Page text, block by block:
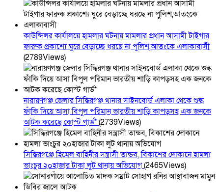
কাউন্সিলর কার্যালয়ে হামলার ঘটনায় মামলার প্রধান আসামী টাইগার
ফারুক প্রকাশ্যে ঘুরে বেড়াচ্ছে ধরছে না পুলিশ,আতংকে এলাকাবাসী
(2789Views)
নারায়ণগঞ্জ জেলার সিদ্ধিরগঞ্জ থানার সাইনবোর্ড এলাকা থেকে শুল্ক
ফাঁকি দিয়ে আসা বিপুল পরিমান ভারতীয় শাড়ি কাপড়সহ এক জনকে
আটক করেছে কোস্ট গার্ড*(2739Views)
সিদ্ধিরগঞ্জে হিমেল বাহিনীর সন্ত্রাসী তান্ডব, বিকাশের দোকানে হামলা
ভাংচুর ২০হাজার টাকা লুট থানায় অভিযোগ(2465Views)